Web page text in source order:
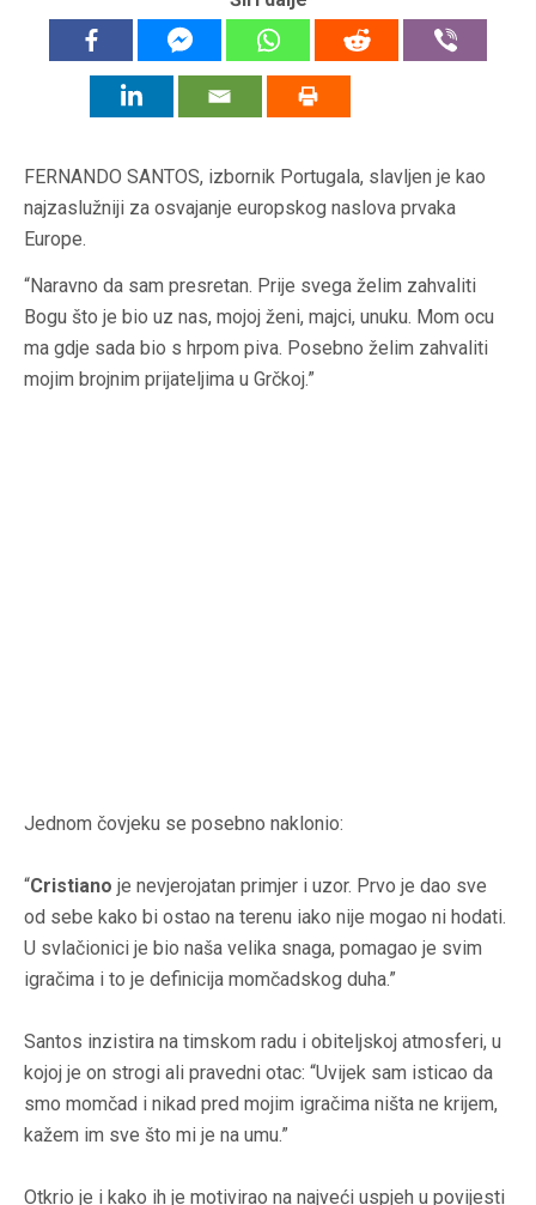
FERNANDO SANTOS, izbornik Portugala, slavljen je kao
najzaslužniji za osvajanje europskog naslova prvaka
Europe.
“Naravno da sam presretan. Prije svega želim zahvaliti
Bogu što je bio uz nas, mojoj ženi, majci, unuku. Mom ocu
ma gdje sada bio s hrpom piva. Posebno želim zahvaliti
mojim brojnim prijateljima u Grčkoj.”
Jednom čovjeku se posebno naklonio:
“Cristiano je nevjerojatan primjer i uzor. Prvo je dao sve
od sebe kako bi ostao na terenu iako nije mogao ni hodati.
U svlačionici je bio naša velika snaga, pomagao je svim
igračima i to je definicija momčadskog duha.”
Santos inzistira na timskom radu i obiteljskoj atmosferi, u
kojoj je on strogi ali pravedni otac: “Uvijek sam isticao da
smo momčad i nikad pred mojim igračima ništa ne krijem,
kažem im sve što mi je na umu.”
Otkrio je i kako ih je motivirao na najveći uspjeh u povijesti